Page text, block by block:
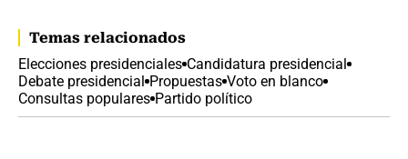
Temas relacionados
Elecciones presidenciales Candidatura presidencial
Debate presidencial Propuestas Voto en blanco
Consultas populares Partido político